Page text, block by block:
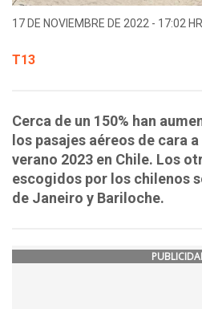
17 DE NOVIEMBRE DE 2022 - 17:02
T13
Cerca de un 150% han
los pasajes aéreos de cara
verano 2023 en Chile. Los
escogidos por los chilenos
de Janeiro y Bariloche.